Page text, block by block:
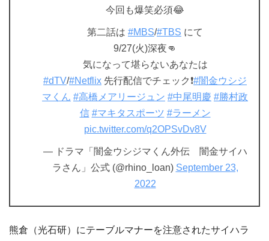
今回も爆笑必須😂
第二話は #MBS/#TBS にて
9/27(火)深夜👊
気になって堪らないあなたは
#dTV/#Netflix 先行配信でチェック❗️#闇金ウシジ
マくん #高橋メアリージュン #中尾明慶 #勝村政
信 #マキタスポーツ #ラーメン
pic.twitter.com/q2OPSvDv8V
— ドラマ「闇金ウシジマくん外伝 闇金サイハ
ラさん」公式 (@rhino_loan) September 23,
2022
熊倉（光石研）にテーブルマナーを注意されたサイハラ